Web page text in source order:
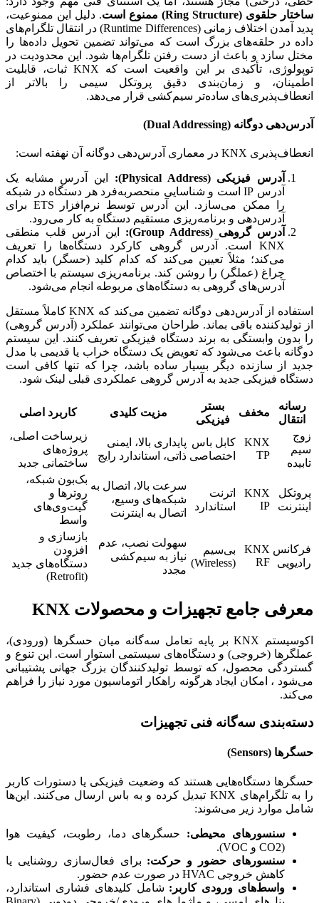
ساختار حلقوی (Ring Structure) ممنوع است
. دلیل این ممنوعیت،
پدید آمدن اختلاف زمانی (Runtime Differences) در انتقال تلگرام‌های
داده در حلقه‌های بزرگ است که می‌تواند تضمین تحویل داده‌ها را
مختل سازد و باعث از دست رفتن تلگرام‌ها شود. این محدودیت در
توپولوژی، تأکیدی بر این واقعیت است که KNX ثبات، قابلیت
اطمینان، و زمان‌بندی دقیق پروتکل سیمی را بالاتر از
انعطاف‌پذیری‌های ساده‌تر سیم‌کشی قرار می‌دهد.
آدرس‌دهی دوگانه (Dual Addressing)
انعطاف‌پذیری KNX در معماری آدرس‌دهی دوگانه آن نهفته است:
آدرس فیزیکی (Physical Address):
این آدرس مشابه یک
آدرس IP است و شناسایی منحصربه‌فرد هر دستگاه در شبکه
را ممکن می‌سازد. این آدرس توسط نرم‌افزار ETS برای
آدرس‌دهی و برنامه‌ریزی مستقیم دستگاه به کار می‌رود.
آدرس گروهی (Group Address):
این آدرس قلب منطقی
KNX است. آدرس گروهی کارکرد دستگاه‌ها را تعریف
می‌کند؛ مثلاً تعیین می‌کند که کدام کلید (حسگر) باید کدام
چراغ (عملگر) را روشن کند. برنامه‌ریزی سیستم با اختصاص
آدرس‌های گروهی به دستگاه‌های مربوطه انجام می‌شود.
استفاده از آدرس‌دهی دوگانه تضمین می‌کند که KNX کاملاً مستقل
از تولیدکننده باقی بماند. طراحان می‌توانند عملکرد (آدرس گروهی)
را بدون وابستگی به برند دستگاه فیزیکی تعریف کنند. این سیستم
دوگانه باعث می‌شود که تعویض یک دستگاه خراب یا قدیمی با مدل
جدید از سازنده دیگر بسیار ساده باشد، چرا که تنها کافی است
دستگاه فیزیکی جدید به آدرس گروهی عملکردی قبلی لینک شود.
رسانه
انتقال
مخفف
بستر
فیزیکی
مزیت کلیدی
کاربرد اصلی
زوج
سیم
تابیده
KNX
TP
کابل باس
اختصاصی
پایداری بالا، ایمنی
ذاتی، استاندارد رایج
زیرساخت اصلی،
پروژه‌های
ساختمانی جدید
پروتکل
اینترنت
KNX
IP
اترنت
استاندارد
سرعت بالا، اتصال به
شبکه‌های وسیع،
اتصال به اینترنت
بک‌بون شبکه،
روترها و
گیت‌وی‌های
واسط
فرکانس
رادیویی
KNX
RF
بی‌سیم
(Wireless)
سهولت نصب، عدم
نیاز به سیم‌کشی
مجدد
بازسازی و
افزودن
دستگاه‌های جدید
(Retrofit)
معرفی جامع تجهیزات و محصولات KNX
اکوسیستم KNX بر پایه تعامل سه‌گانه میان حسگرها (ورودی)،
عملگرها (خروجی) و دستگاه‌های سیستمی استوار است. این تنوع و
گستردگی محصول، که توسط تولیدکنندگان بزرگ جهانی پشتیبانی
می‌شود ، امکان ایجاد هرگونه راهکار اتوماسیون مورد نیاز را فراهم
می‌کند.
دسته‌بندی سه‌گانه فنی تجهیزات
حسگرها (Sensors)
حسگرها دستگاه‌هایی هستند که وضعیت فیزیکی یا دستورات کاربر
را به تلگرام‌های KNX تبدیل کرده و به باس ارسال می‌کنند. این‌ها
شامل موارد زیر می‌شوند:
سنسورهای محیطی: حسگرهای دما، رطوبت، کیفیت هوا
(CO2 و VOC).
سنسورهای حضور و حرکت: برای فعال‌سازی روشنایی یا
کاهش خروجی HVAC در صورت عدم حضور.
واسط‌های ورودی کاربر: شامل کلیدهای فشاری استاندارد،